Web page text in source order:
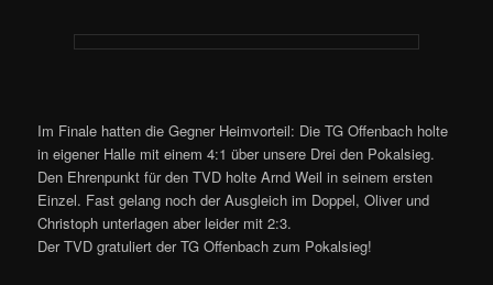
Im Finale hatten die Gegner Heimvorteil: Die TG Offenbach holte
in eigener Halle mit einem 4:1 über unsere Drei den Pokalsieg.
Den Ehrenpunkt für den TVD holte Arnd Weil in seinem ersten
Einzel. Fast gelang noch der Ausgleich im Doppel, Oliver und
Christoph unterlagen aber leider mit 2:3.
Der TVD gratuliert der TG Offenbach zum Pokalsieg!